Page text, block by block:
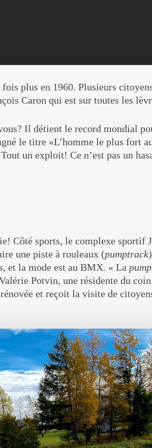
plus en 1960. Plusieurs
Caron qui est sur toutes les
Il détient le record mondial
le titre «L’homme le plus fort
un exploit! Ce n’est pas un
Côté sports, le complexe sportif
une piste à rouleaux (pumptrack
et la mode est au BMX. « La
Potvin, une résidente du
et reçoit la visite de